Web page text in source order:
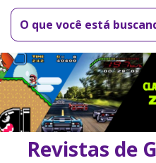
Revistas de